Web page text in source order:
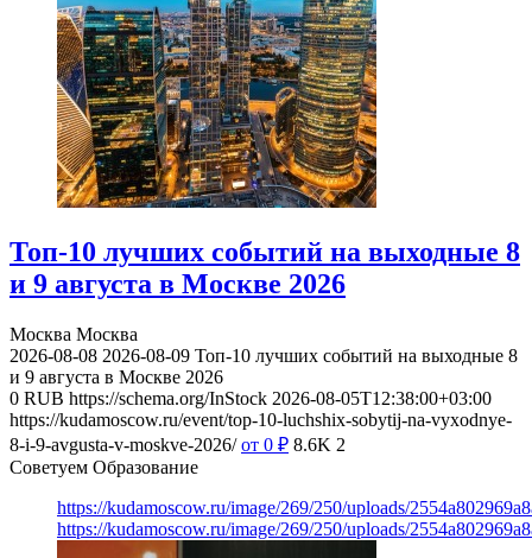
Топ-10 лучших событий на выходные 8
и 9 августа в Москве 2026
Москва Москва
2026-08-08 2026-08-09 Топ-10 лучших событий на выходные 8
и 9 августа в Москве 2026
0 RUB https://schema.org/InStock 2026-08-05T12:38:00+03:00
https://kudamoscow.ru/event/top-10-luchshix-sobytij-na-vyxodnye-
8-i-9-avgusta-v-moskve-2026/ от 0 ₽ 8.6K 2
Советуем Образование
https://kudamoscow.ru/image/269/250/uploads/
https://kudamoscow.ru/image/269/250/uploads/